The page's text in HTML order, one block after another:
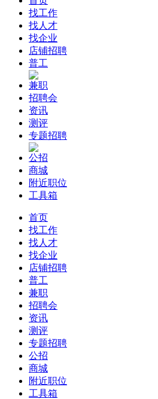
找工作
找人才
找企业
店铺招聘
普工
兼职
招聘会
资讯
测评
专题招聘
公招
商城
附近职位
工具箱
首页
找工作
找人才
找企业
店铺招聘
普工
兼职
招聘会
资讯
测评
专题招聘
公招
商城
附近职位
工具箱